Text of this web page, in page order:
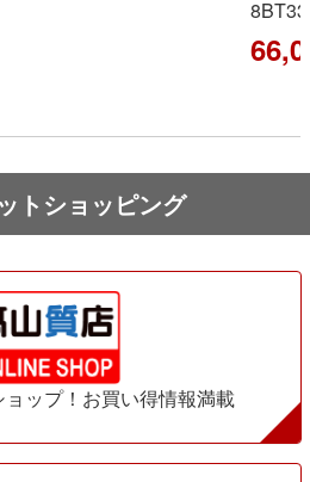
トショッピング
ップ！お買い得情報満載